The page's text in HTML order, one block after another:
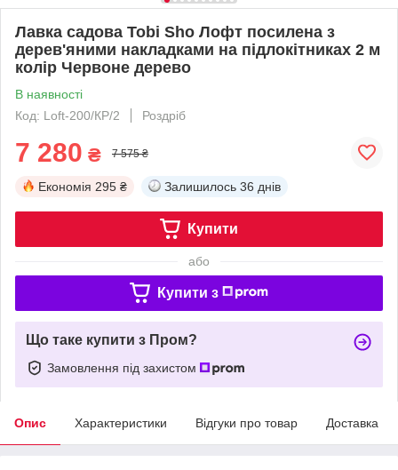
Лавка садова Tobi Sho Лофт посилена з
дерев'яними накладками на підлокітниках 2 м
колір Червоне дерево
В наявності
Код: Loft-200/КР/2
Роздріб
7 280 ₴ 7 575 ₴
Економія 295 ₴ Залишилось 36 днів
Купити
або
Купити з
Що таке купити з Пром?
Замовлення під захистом
Опис Характеристики Відгуки про товар Доставка